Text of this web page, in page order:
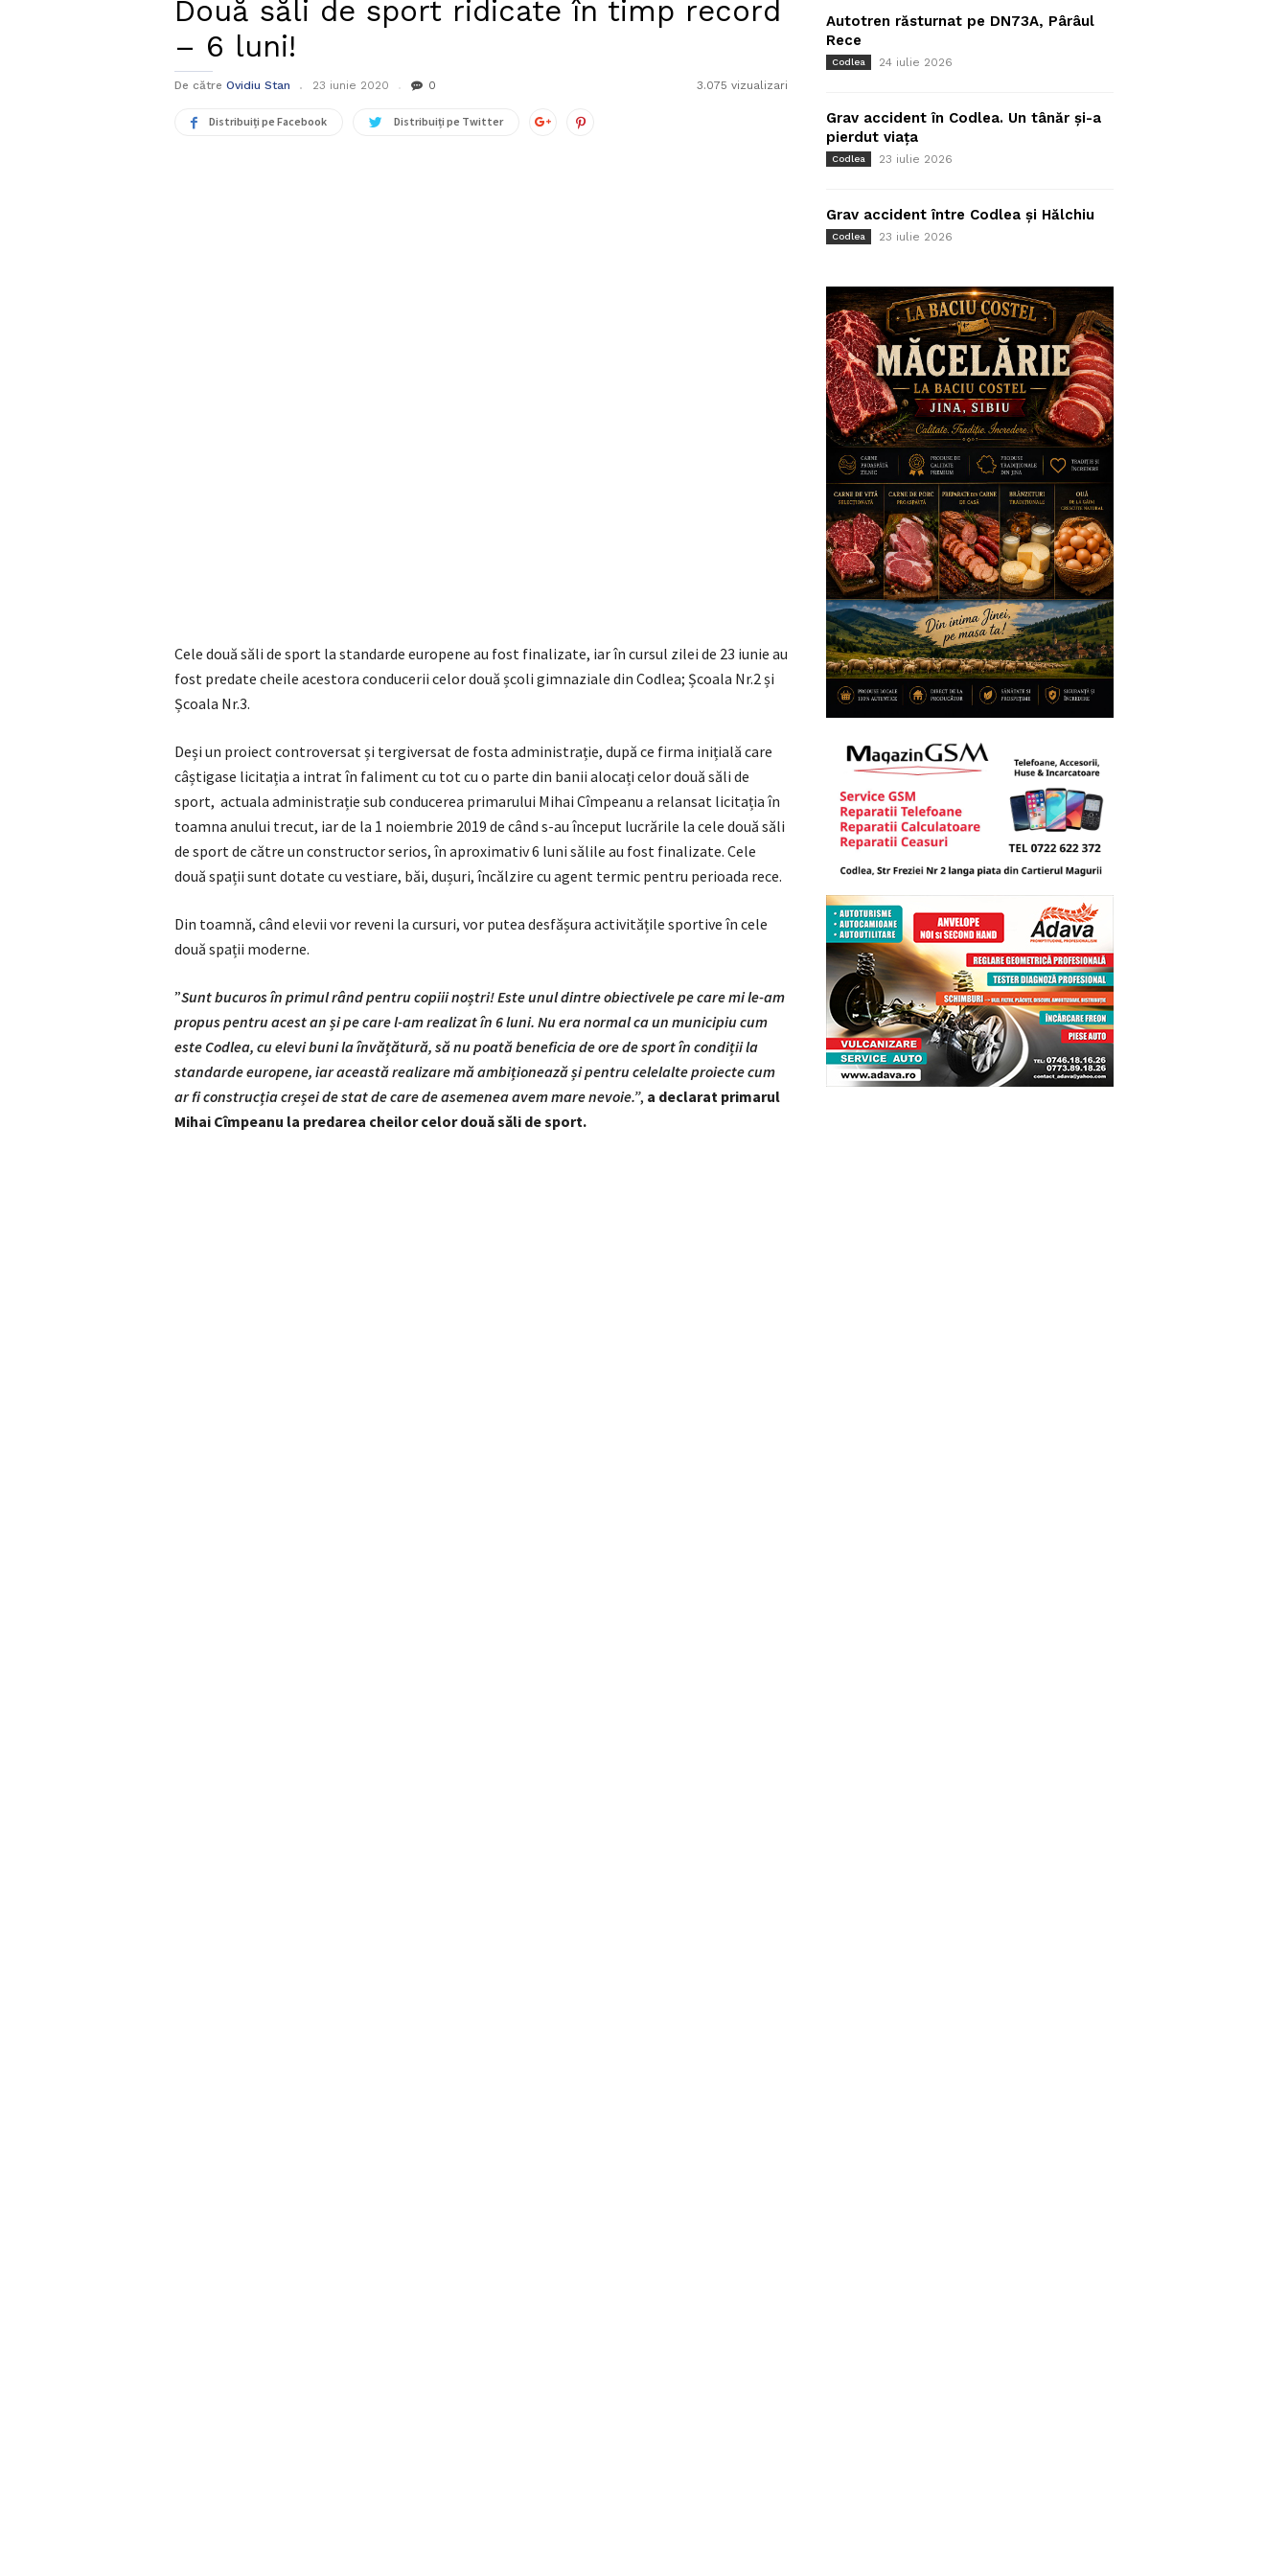
Două săli de sport ridicate în timp record
– 6 luni!
De către Ovidiu Stan 23 iunie 2020 0 3.075 vizualizari
Distribuiți pe Facebook Distribuiți pe Twitter
Cele două săli de sport la standarde europene au fost finalizate, iar în cursul zilei de 23 iunie au
fost predate cheile acestora conducerii celor două școli gimnaziale din Codlea; Școala Nr.2 și
Școala Nr.3.
Deși un proiect controversat și tergiversat de fosta administrație, după ce firma inițială care
câștigase licitația a intrat în faliment cu tot cu o parte din banii alocați celor două săli de
sport, actuala administrație sub conducerea primarului Mihai Cîmpeanu a relansat licitația în
toamna anului trecut, iar de la 1 noiembrie 2019 de când s-au început lucrările la cele două săli
de sport de către un constructor serios, în aproximativ 6 luni sălile au fost finalizate. Cele
două spații sunt dotate cu vestiare, băi, dușuri, încălzire cu agent termic pentru perioada rece.
Din toamnă, când elevii vor reveni la cursuri, vor putea desfășura activitățile sportive în cele
două spații moderne.
”Sunt bucuros în primul rând pentru copiii noștri!Esteunul dintre obiectivele pe care mi le-am
propus pentru acest an și pe care l-am realizat în 6 luni. Nu era normal ca un municipiu cum
este Codlea, cu elevi buni la învățătură, să nu poată beneficia de ore de sport în condiții la
standarde europene, iar această realizare mă ambiționează și pentru celelalte proiecte cum
ar fi construcția creșei de stat de care de asemenea avem mare nevoie.”, a declarat primarul
Mihai Cîmpeanu la predarea cheilor celor două săli de sport.
Autotren răsturnat pe DN73A, Pârâul
Rece
Codlea 24 iulie 2026
Grav accident în Codlea. Un tânăr și-a
pierdut viața
Codlea 23 iulie 2026
Grav accident între Codlea și Hălchiu
Codlea 23 iulie 2026